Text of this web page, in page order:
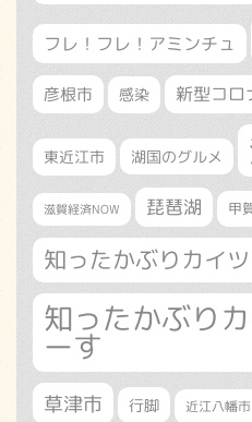
フレ！フレ！アミンチュ
彦根市 感染 新型コロ
東近江市 湖国のグルメ
滋賀経済NOW 琵琶湖 甲
知ったかぶりカイ
知ったかぶり
ーす
草津市 行脚 近江八幡市